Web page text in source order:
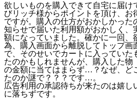
欲しいものを購入できて自宅に届け
びリッチ様からポイントを頂け、お
ですが。購入の仕方がおかしかっ
知らせで届いた利用額がおかしく、
額になっていました。確かに一回、
為、購入画面から離脱してトップ画
で、そのせいでカートに入っていた
たのかもしれませんが、購入した物
の金額に当てはまらず…？なぜ、ど
たのか謎で？？？です…。
広告利用の承認待ちが来たのは嬉
に落ちずです。